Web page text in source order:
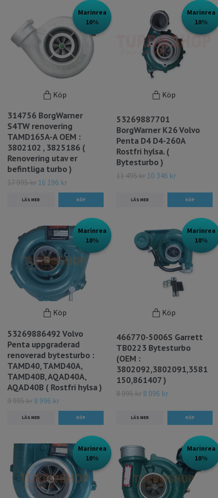
Marinrea
10%
Köp
314756 BorgWarner
S4TW renovering
TAMD165A-A OEM :
3802102 , 3825186 (
Renovering utav er
befintliga turbo )
17 995 kr 16 196 kr
LÄS MER
Marinrea
10%
Köp
53269887701
BorgWarner K26 Volvo
Penta D4 D4-260A
Rostfri hylsa. (
Bytesturbo )
11 495 kr 10 346 kr
LÄS MER
Marinrea
10%
Köp
53269886492 Volvo
Penta uppgraderad
renoverad bytesturbo :
TAMD40, TAMD40A,
TAMD40B, AQAD40A,
AQAD40B ( Rostfri hylsa )
9 995 kr 8 996 kr
LÄS MER
Marinrea
10%
Köp
466770-5006S Garrett
TB0223 Bytesturbo
(OEM :
3802092,3802091,3581
150,861407 )
8 995 kr 8 096 kr
LÄS MER
Marinrea
10%
Marinrea
10%